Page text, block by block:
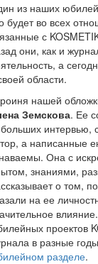
из наших
будет во всех
с
они, как и
а
области.
нашей
Земскова. Ее
интервью,
а написанные
Она с
знаниями,
о том,
на ее
проектов
в разные
разделе.